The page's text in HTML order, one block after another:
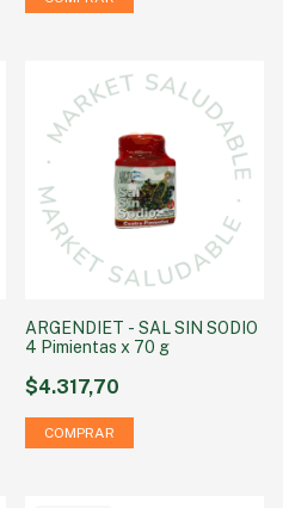
ARGENDIET - SAL SIN SODIO
4 Pimientas x 70 g
$4.317,70